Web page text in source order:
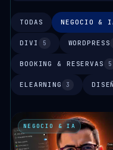
TODAS NEGOCIO &
DIVI 5 WORDPRESS
BOOKING & RESERVAS 5
ELEARNING 3
NEGOCIO & IA